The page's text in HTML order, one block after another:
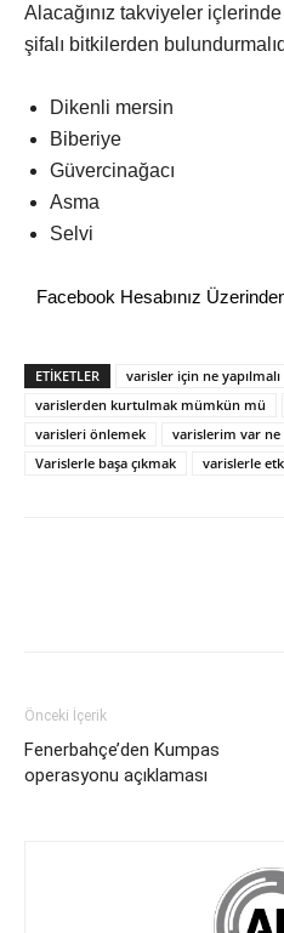
Alacağınız takviyeler
şifalı bitkilerden
Dikenli mersin
Biberiye
Güvercinağacı
Asma
Selvi
Facebook Hesabınız
ETİKETLER varisler için ne yapılmalı
varislerden kurtulmak mümkün mü
varisleri önlemek
varislerim var ne
Varislerle başa çıkmak
varislerle
Önceki İçerik
Fenerbahçe’den Kumpas
operasyonu açıklaması